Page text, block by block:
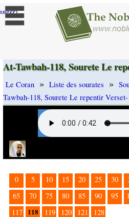
]
At-Tawbah-118, Sourete Le
Le Coran » Liste des sourates »
Tawbah-118, Sourete Le repentir
0 5 10 15 20 25 30
65
70 75 80 85 90 95
117 118 119 120 121 128